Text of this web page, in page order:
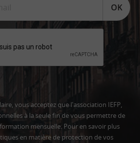
OK
vous acceptez que l'association IEFP,
à la seule fin de vous permettre de
mensuelle. Pour en savoir plus
en matière de protection de vos